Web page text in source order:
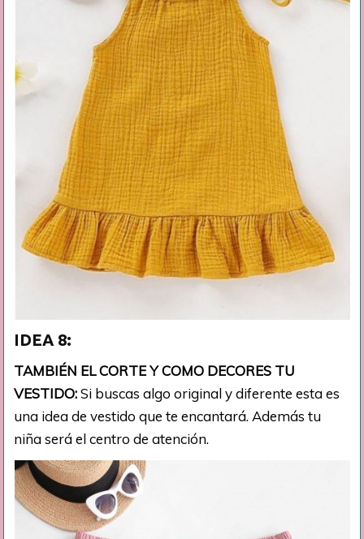
IDEA 8:
TAMBIÉN EL CORTE Y COMO DECORES TU
VESTIDO:Si buscas algo original y diferente esta es
una idea de vestido que te encantará. Además tu
niña será el centro de atención.